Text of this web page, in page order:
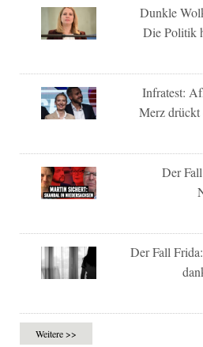
Dunkle
Die Politik
Infratest:
Merz
Der
Der Fall
Weitere >>